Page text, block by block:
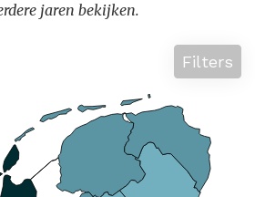
jaren bekijken.
Filters